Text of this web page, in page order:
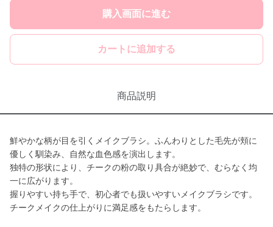
購入画面に進む
カートに追加する
商品説明
鮮やかな柄が目を引くメイクブラシ。ふんわりとした毛先が頬に
優しく馴染み、自然な血色感を演出します。
独特の形状により、チークの粉の取り具合が絶妙で、むらなく均
一に広がります。
握りやすい持ち手で、初心者でも扱いやすいメイクブラシです。
チークメイクの仕上がりに満足感をもたらします。